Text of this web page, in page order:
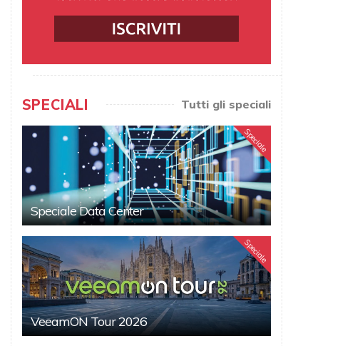
SPECIALI Tutti gli speciali
Speciale
Speciale Data Center
Speciale
VeeamON Tour 2026